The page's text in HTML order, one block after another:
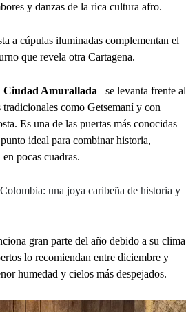
y danzas de la rica cultura afro.
a cúpulas iluminadas complementan el
que revela otra Cartagena.
Ciudad Amurallada– se levanta frente al
como Getsemaní y con
Es una de las puertas más conocidas
ideal para combinar historia,
pocas cuadras.
una joya caribeña de historia y
gran parte del año debido a su clima
lo recomiendan entre diciembre y
humedad y cielos más despejados.